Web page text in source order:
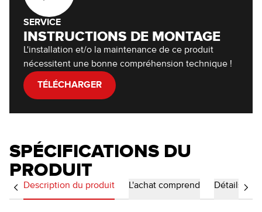
SERVICE
INSTRUCTIONS DE MONTAGE
L'installation et/o la maintenance de ce produit
nécessitent une bonne compréhension technique !
TÉLÉCHARGER
SPÉCIFICATIONS DU
PRODUIT
Description du produit L'achat comprend Détails